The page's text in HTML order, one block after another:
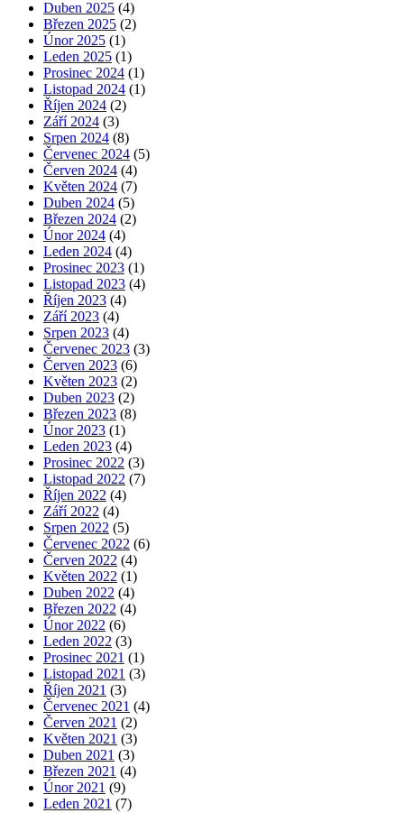
Duben 2025 (4)
Březen 2025 (2)
Únor 2025 (1)
Leden 2025 (1)
Prosinec 2024 (1)
Listopad 2024 (1)
Říjen 2024 (2)
Září 2024 (3)
Srpen 2024 (8)
Červenec 2024 (5)
Červen 2024 (4)
Květen 2024 (7)
Duben 2024 (5)
Březen 2024 (2)
Únor 2024 (4)
Leden 2024 (4)
Prosinec 2023 (1)
Listopad 2023 (4)
Říjen 2023 (4)
Září 2023 (4)
Srpen 2023 (4)
Červenec 2023 (3)
Červen 2023 (6)
Květen 2023 (2)
Duben 2023 (2)
Březen 2023 (8)
Únor 2023 (1)
Leden 2023 (4)
Prosinec 2022 (3)
Listopad 2022 (7)
Říjen 2022 (4)
Září 2022 (4)
Srpen 2022 (5)
Červenec 2022 (6)
Červen 2022 (4)
Květen 2022 (1)
Duben 2022 (4)
Březen 2022 (4)
Únor 2022 (6)
Leden 2022 (3)
Prosinec 2021 (1)
Listopad 2021 (3)
Říjen 2021 (3)
Červenec 2021 (4)
Červen 2021 (2)
Květen 2021 (3)
Duben 2021 (3)
Březen 2021 (4)
Únor 2021 (9)
Leden 2021 (7)